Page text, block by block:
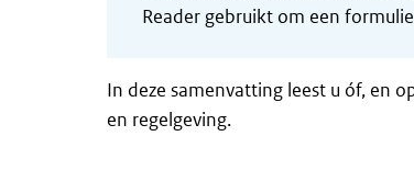
Reader gebruikt om een
In deze samenvatting leest u óf, en
en regelgeving.